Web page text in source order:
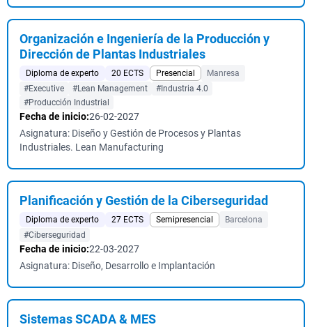
Organización e Ingeniería de la Producción y
Dirección de Plantas Industriales
Diploma de experto 20 ECTS Presencial
Manresa
#Executive
#Lean Management
#Industria 4.0
#Producción Industrial
Fecha de inicio:26-02-2027
Asignatura: Diseño y Gestión de Procesos y Plantas
Industriales. Lean Manufacturing
Planificación y Gestión de la Ciberseguridad
Diploma de experto 27 ECTS Semipresencial
Barcelona
#Ciberseguridad
Fecha de inicio:22-03-2027
Asignatura: Diseño, Desarrollo e Implantación
Sistemas SCADA & MES